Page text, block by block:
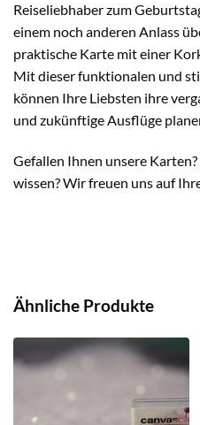
Reiseliebhaber zum
einem noch anderen Anlass
praktische Karte mit einer
Mit dieser funktionalen und
können Ihre Liebsten ihre
und zukünftige Ausflüge
Gefallen Ihnen unsere
wissen? Wir freuen uns auf
Ähnliche Produkte